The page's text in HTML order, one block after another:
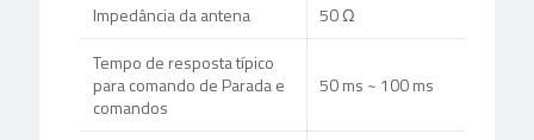
Impedância da antena
50 Ω
Tempo de resposta típico
para comando de Parada e
comandos
50 ms ~ 100 ms